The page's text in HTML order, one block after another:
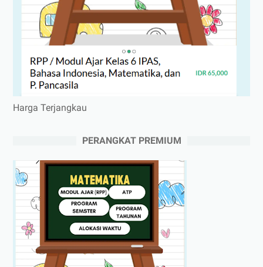
Harga Terjangkau
PERANGKAT PREMIUM